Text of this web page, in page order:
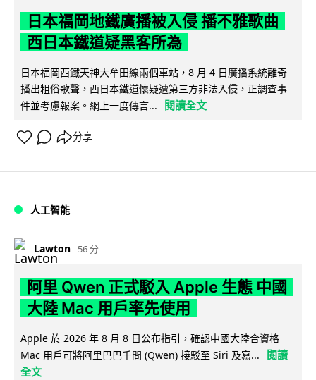
日本福岡地鐵廣播被入侵 播不雅歌曲
西日本鐵道疑黑客所為
日本福岡西鐵天神大牟田線兩個車站，8 月 4 日廣播系統離奇
播出粗俗歌聲，西日本鐵道懷疑遭第三方非法入侵，正調查事
件並考慮報案。網上一度傳言...
閱讀全文
分享
人工智能
Lawton 56 分
阿里 Qwen 正式駁入 Apple 生態 中國
大陸 Mac 用戶率先使用
Apple 於 2026 年 8 月 8 日公布指引，確認中國大陸合資格
Mac 用戶可將阿里巴巴千問 (Qwen) 接駁至 Siri 及寫...
閱讀
全文